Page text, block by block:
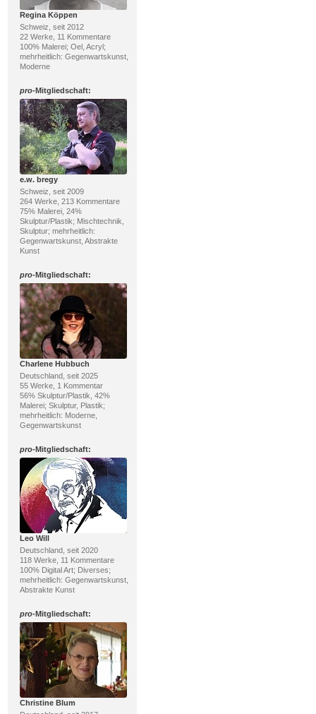
Regina Köppen
Schweiz, seit 2012
22 Werke, 11 Kommentare
100% Malerei; Oel, Acryl;
mehrheitlich: Gegenwartskunst,
Moderne
pro-Mitgliedschaft:
e.w. bregy
Schweiz, seit 2009
264 Werke, 213 Kommentare
75% Malerei, 24%
Skulptur/Plastik; Mischtechnik,
Skulptur; mehrheitlich:
Gegenwartskunst, Abstrakte
Kunst
pro-Mitgliedschaft:
Charlene Hubbuch
Deutschland, seit 2025
55 Werke, 1 Kommentar
56% Skulptur/Plastik, 42%
Malerei; Skulptur, Plastik;
mehrheitlich: Moderne,
Gegenwartskunst
pro-Mitgliedschaft:
Leo Will
Deutschland, seit 2020
118 Werke, 11 Kommentare
100% Digital Art; Diverses;
mehrheitlich: Gegenwartskunst,
Abstrakte Kunst
pro-Mitgliedschaft:
Christine Blum